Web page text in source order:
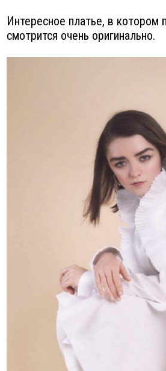
Интересное платье, в
смотрится очень оригинально.